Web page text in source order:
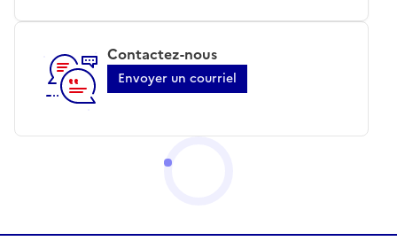
Contactez-nous
Envoyer un courriel